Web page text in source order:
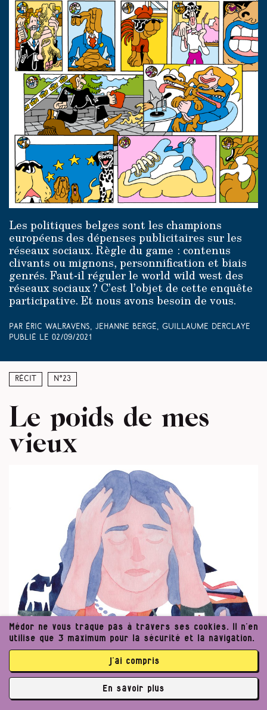
Les politiques belges sont les champions
européens des dépenses publicitaires sur les
réseaux sociaux. Règle du game : contenus
clivants ou mignons, personnification et biais
genrés. Faut-il réguler le world wild west des
réseaux sociaux ? C’est l’objet de cette enquête
participative. Et nous avons besoin de vous.
Par Éric Walravens, Jehanne Bergé, Guillaume Derclaye
Publié le 02/09/2021
Récit N°23
Le poids de mes
vieux
Médor ne vous traque pas à travers ses cookies. Il n’en
utilise que 3 maximum pour la sécurité et la navigation.
j’ai compris
En savoir plus